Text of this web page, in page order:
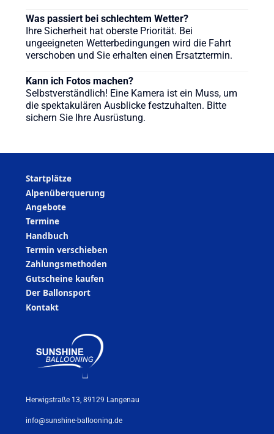
Was passiert bei schlechtem Wetter?
Ihre Sicherheit hat oberste Priorität. Bei
ungeeigneten Wetterbedingungen wird die Fahrt
verschoben und Sie erhalten einen Ersatztermin.
Kann ich Fotos machen?
Selbstverständlich! Eine Kamera ist ein Muss, um
die spektakulären Ausblicke festzuhalten. Bitte
sichern Sie Ihre Ausrüstung.
Startplätze
Alpenüberquerung
Angebote
Termine
Handbuch
Termin verschieben
Zahlungsmethoden
Gutscheine kaufen
Der Ballonsport
Kontakt
Herwigstraße 13, 89129 Langenau
info@sunshine-ballooning.de